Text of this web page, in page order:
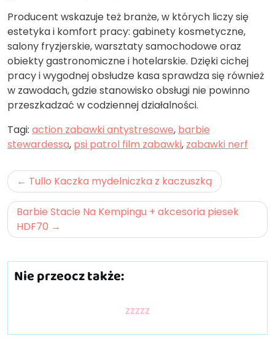
Producent wskazuje też branże, w których liczy się
estetyka i komfort pracy: gabinety kosmetyczne,
salony fryzjerskie, warsztaty samochodowe oraz
obiekty gastronomiczne i hotelarskie. Dzięki cichej
pracy i wygodnej obsłudze kasa sprawdza się również
w zawodach, gdzie stanowisko obsługi nie powinno
przeszkadzać w codziennej działalności.
Tagi: action zabawki antystresowe, barbie
stewardessa, psi patrol film zabawki, zabawki nerf
Nawigacja
wpisu
Tullo Kaczka mydelniczka z kaczuszką
Barbie Stacie Na Kempingu + akcesoria piesek
HDF70
Nie przeocz także:
zzzzz